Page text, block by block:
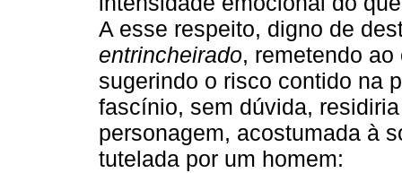
A esse respeito, digno de
entrincheirado, remetendo
sugerindo o risco contido na
fascínio, sem dúvida,
personagem, acostumada à
tutelada por um homem: